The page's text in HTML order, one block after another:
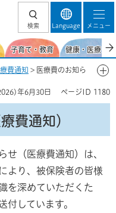
検索 Language メニュー
子育て・教育 健康・医療・
費通知 > 医療費のお知ら
年6月30日 ページID 1180
費通知）
せ（医療費通知）は、
より、被保険者の皆様
を深めていただくた
付しています。